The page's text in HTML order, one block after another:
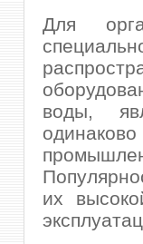
Для
воды,
их